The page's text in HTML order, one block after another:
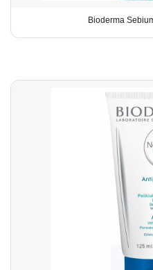
Bioderma